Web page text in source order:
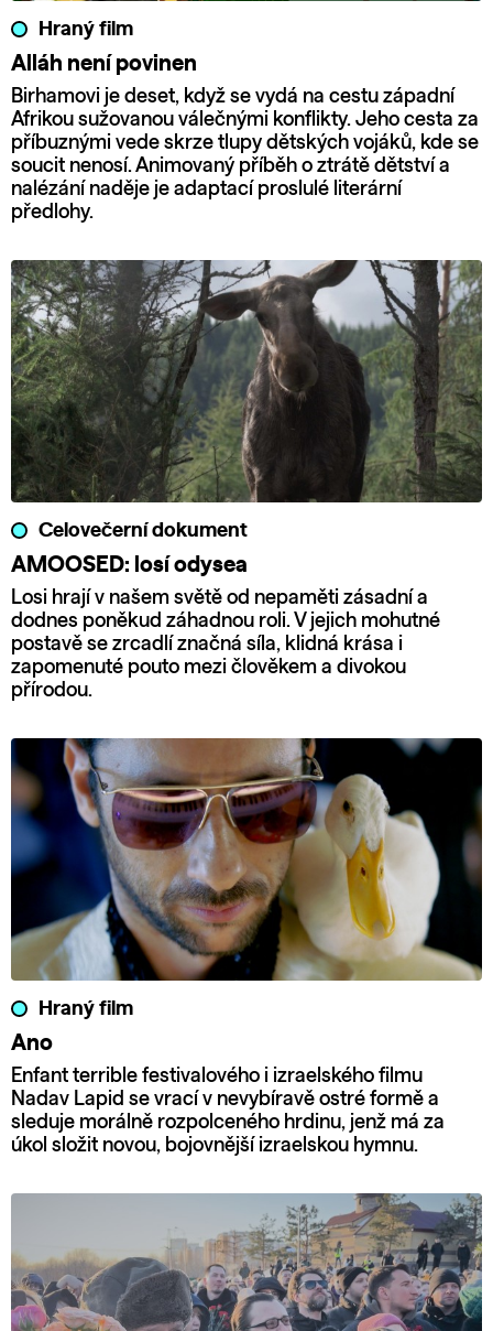
Hraný film
Alláh není povinen
Birhamovi je deset, když se vydá na cestu západní
Afrikou sužovanou válečnými konflikty. Jeho cesta za
příbuznými vede skrze tlupy dětských vojáků, kde se
soucit nenosí. Animovaný příběh o ztrátě dětství a
nalézání naděje je adaptací proslulé literární
předlohy.
Celovečerní dokument
AMOOSED: losí odysea
Losi hrají v našem světě od nepaměti zásadní a
dodnes poněkud záhadnou roli. V jejich mohutné
postavě se zrcadlí značná síla, klidná krása i
zapomenuté pouto mezi člověkem a divokou
přírodou.
Hraný film
Ano
Enfant terrible festivalového i izraelského filmu
Nadav Lapid se vrací v nevybíravě ostré formě a
sleduje morálně rozpolceného hrdinu, jenž má za
úkol složit novou, bojovnější izraelskou hymnu.